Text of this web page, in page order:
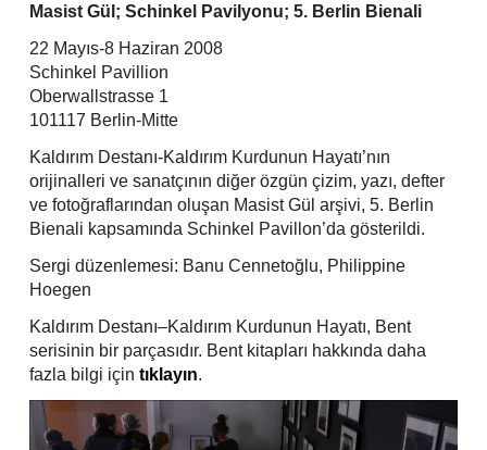
Skip
content
Masist Gül; Schinkel Pavilyonu; 5. Berlin Bienali
22 Mayıs-8 Haziran 2008
Schinkel Pavillion
Oberwallstrasse 1
101117 Berlin-Mitte
Kaldırım Destanı-Kaldırım Kurdunun Hayatı’nın
orijinalleri ve sanatçının diğer özgün çizim, yazı, defter
ve fotoğraflarından oluşan Masist Gül arşivi, 5. Berlin
Bienali kapsamında Schinkel Pavillon’da gösterildi.
Sergi düzenlemesi: Banu Cennetoğlu, Philippine
Hoegen
Kaldırım Destanı–Kaldırım Kurdunun Hayatı, Bent
serisinin bir parçasıdır. Bent kitapları hakkında daha
fazla bilgi için tıklayın.